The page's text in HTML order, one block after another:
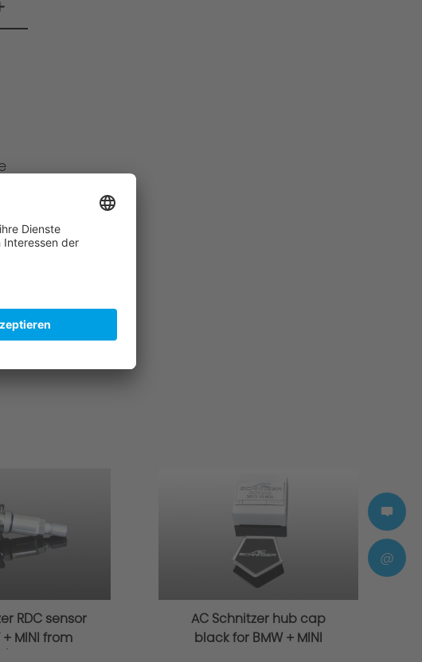
RDC sensor
MINI from
AC Schnitzer hub cap
black for BMW + MINI
@